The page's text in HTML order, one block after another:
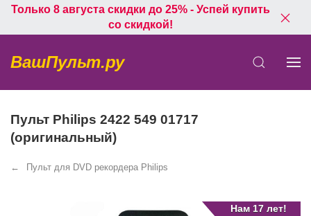
Только 8 августа скидки до 25% - Успей купить
со скидкой!
ВашПульт.ру
Пульт Philips 2422 549 01717
(оригинальный)
Пульт для DVD рекордера Philips
Нам 17 лет!